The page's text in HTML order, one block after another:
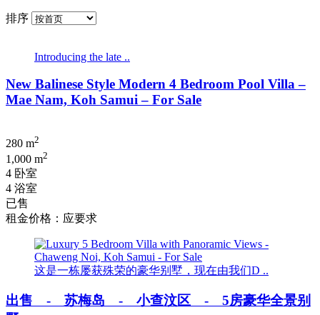
排序
Introducing the late ..
New Balinese Style Modern 4 Bedroom Pool Villa –
Mae Nam, Koh Samui – For Sale
280 m2
1,000 m2
4 卧室
4 浴室
已售
租金价格：应要求
这是一栋屡获殊荣的豪华别墅，现在由我们D ..
出售 - 苏梅岛 - 小查汶区 - 5房豪华全景别